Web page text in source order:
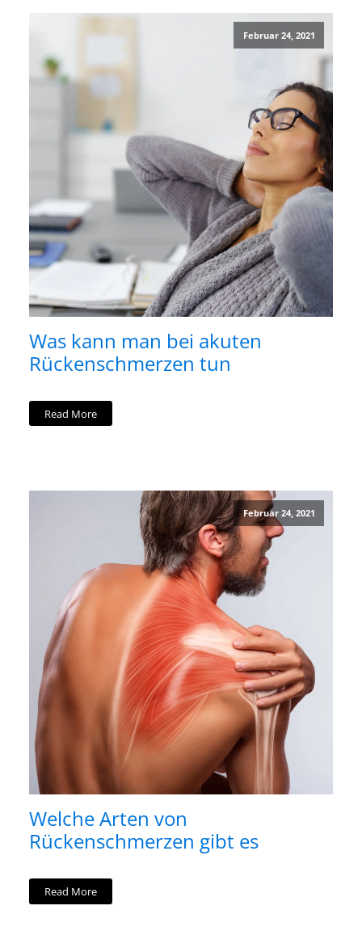
Februar 24, 2021
Was kann man bei akuten
Rückenschmerzen tun
Read More
Februar 24, 2021
Welche Arten von
Rückenschmerzen gibt es
Read More